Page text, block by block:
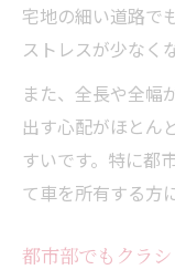
宅地の細い道路で
ストレスが少なく
また、全長や全幅
出す心配がほとん
すいです。特に都
て車を所有する方
都市部でもクラ